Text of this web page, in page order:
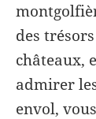
des
châteaux,
admirer
envol,